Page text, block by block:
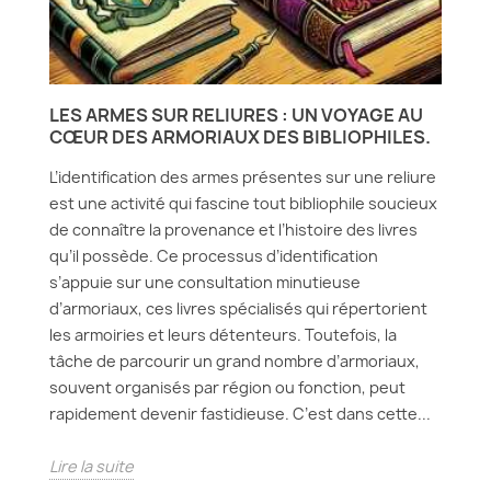
LES ARMES SUR RELIURES : UN VOYAGE AU
CŒUR DES ARMORIAUX DES BIBLIOPHILES.
L’identification des armes présentes sur une reliure
est une activité qui fascine tout bibliophile soucieux
de connaître la provenance et l’histoire des livres
qu’il possède. Ce processus d’identification
s’appuie sur une consultation minutieuse
d’armoriaux, ces livres spécialisés qui répertorient
les armoiries et leurs détenteurs. Toutefois, la
tâche de parcourir un grand nombre d’armoriaux,
souvent organisés par région ou fonction, peut
rapidement devenir fastidieuse. C’est dans cette...
Lire la suite